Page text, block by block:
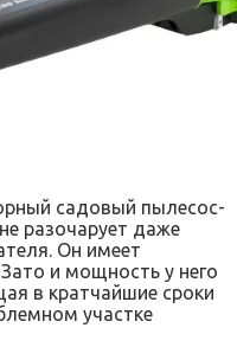
садовый пылесос-
разочарует даже
Он имеет
и мощность у него
в кратчайшие сроки
участке